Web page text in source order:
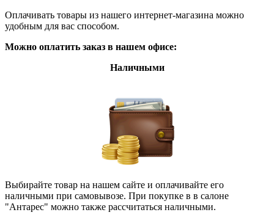
Оплачивать товары из нашего интернет-магазина можно
удобным для вас способом.
Можно оплатить заказ в нашем офисе:
Наличными
Выбирайте товар на нашем сайте и оплачивайте его
наличными при самовывозе. При покупке в в салоне
"Антарес" можно также рассчитаться наличными.